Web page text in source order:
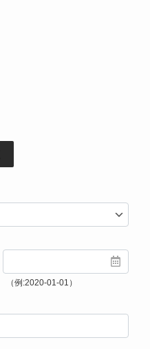
（例:2020-01-01）